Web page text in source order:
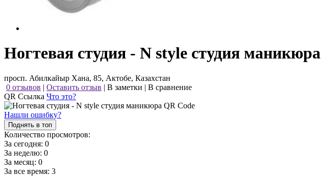
Ногтевая студия - N style студия маникюра
просп. Абилкайыр Хана, 85, Актобе, Казахстан
0 отзывов | Оставить отзыв | В заметки | В сравнение
QR Ссылка Что это?
Нашли ошибку?
Поднять в топ
Количество просмотров:
За сегодня: 0
За неделю: 0
За месяц: 0
За все время: 3